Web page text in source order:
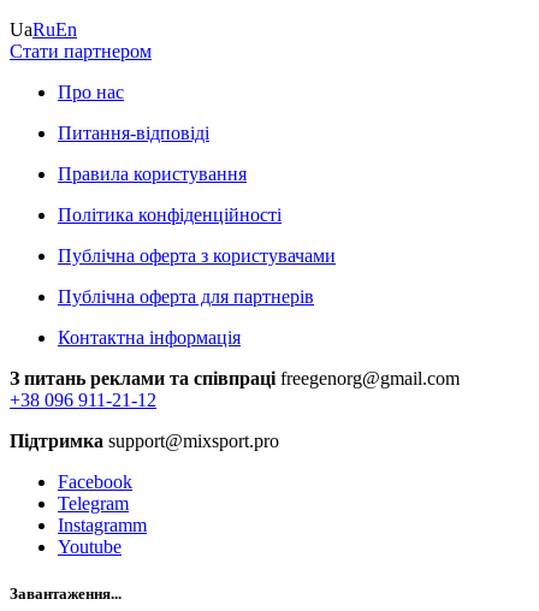
UaRuEn
Стати партнером
Про нас
Питання-відповіді
Правила користування
Політика конфіденційності
Публічна оферта з користувачами
Публічна оферта для партнерів
Контактна інформація
З питань реклами та співпраці freegenorg@gmail.com
+38 096 911-21-12
Підтримка support@mixsport.pro
Facebook
Telegram
Instagramm
Youtube
Завантаження...